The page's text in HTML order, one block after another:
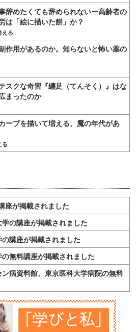
辞めたくても辞められないー高齢者の
は「絵に描いた餅」か？
える
作用があるのか。知らないと怖い薬の
スクな奇習『纏足（てんそく）』はな
まったのか
ーブを描いて増える、魔の年代があ
る
が掲載されました
の講座が掲載されました
講座が掲載されました
無料講座が掲載されました
病資料館、東京医科大学病院の無料